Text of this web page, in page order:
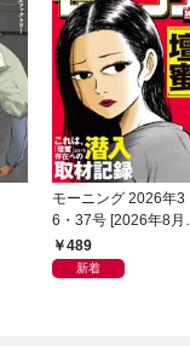
モーニング 2026年3
6・37号 [2026年8月
日発売]
489
新着